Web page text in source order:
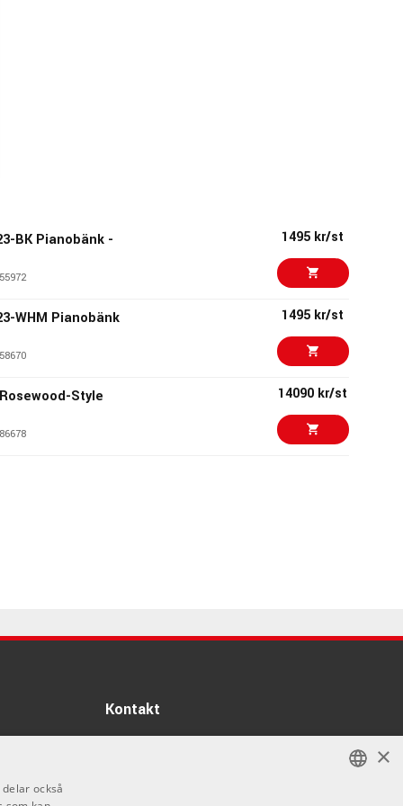
BK Pianobänk - 1495 kr/st
WHM Pianobänk 1495 kr/st
Style 14090 kr/st
Harmonius
Kontakt
×
också